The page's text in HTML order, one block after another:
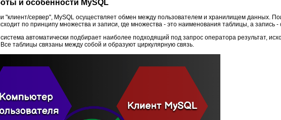
и особенности MySQL
"клиент/сервер", MySQL осуществляет обмен между пользователем и хранилищем данных.
по принципу множества и записи, где множества - это наименования таблицы, а запись -
автоматически подбирает наиболее подходящий под запрос оператора результат,
таблицы связаны между собой и образуют циркулярную связь.